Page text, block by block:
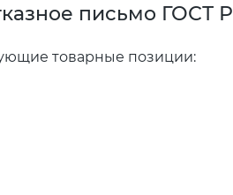
письмо ГОСТ Р
товарные позиции: